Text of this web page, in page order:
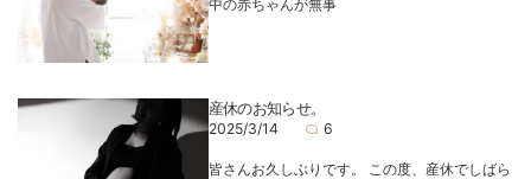
安心して寝てしまう、
そんなひとときを過ごしませんか？
皆様に出会えるその日を楽しみにしております^ ^
中の赤ちゃんが無事
産休のお知らせ。
2025/3/14 6
皆さんお久しぶりです。 この度、産休でしばら